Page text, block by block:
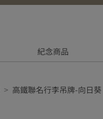
紀念商品
高鐵聯名行李吊牌-向日葵